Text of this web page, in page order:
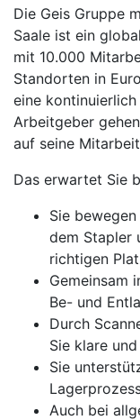
Die Geis Gruppe
Saale ist ein
mit 10.000
Standorten in
eine
Arbeitgeber
auf seine
Das erwartet Sie
Sie
dem Stapler
richtigen
Gemeinsam
Be- und
Durch
Sie klare
Sie
Auch bei